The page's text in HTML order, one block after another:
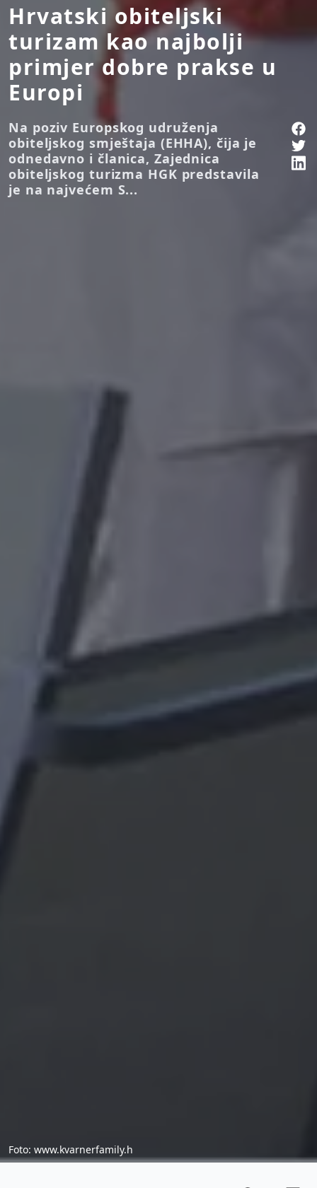
Hrvatski obiteljski
turizam kao najbolji
primjer dobre prakse u
Europi
Na poziv Europskog udruženja
obiteljskog smještaja (EHHA), čija je
odnedavno i članica, Zajednica
obiteljskog turizma HGK predstavila
je na najvećem S...
Foto: www.kvarnerfamily.h